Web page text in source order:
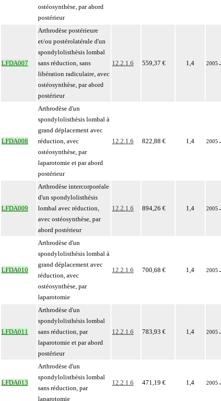
ostéosynthèse, par abord
postérieur
LFDA007
Arthrodèse postérieure
et/ou postérolatérale d'un
spondylolisthésis lombal
sans réduction, sans
libération radiculaire, avec
ostéosynthèse, par abord
postérieur
12.2.1.6 559,37 € 1,4 2005
LFDA008
Arthrodèse d'un
spondylolisthésis lombal à
grand déplacement avec
réduction, avec
ostéosynthèse, par
laparotomie et par abord
postérieur
12.2.1.6 822,88 € 1,4 2005
LFDA009
Arthrodèse intercorporéale
d'un spondylolisthésis
lombal avec réduction,
avec ostéosynthèse, par
abord postérieur
12.2.1.6 894,26 € 1,4 2005
LFDA010
Arthrodèse d'un
spondylolisthésis lombal à
grand déplacement avec
réduction, avec
ostéosynthèse, par
laparotomie
12.2.1.6 700,68 € 1,4 2005
LFDA011
Arthrodèse d'un
spondylolisthésis lombal
sans réduction, par
laparotomie et par abord
postérieur
12.2.1.6 783,93 € 1,4 2005
LFDA013
Arthrodèse d'un
spondylolisthésis lombal
sans réduction, par
laparotomie
12.2.1.6 471,19 € 1,4 2005